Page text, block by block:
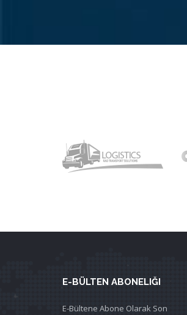
E-BÜLTEN ABONELIĞI
E-Bültene Abone Olarak Son